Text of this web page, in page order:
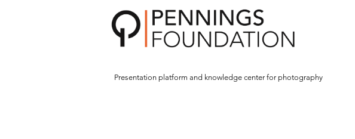
Presentation platform and knowledge center for photography